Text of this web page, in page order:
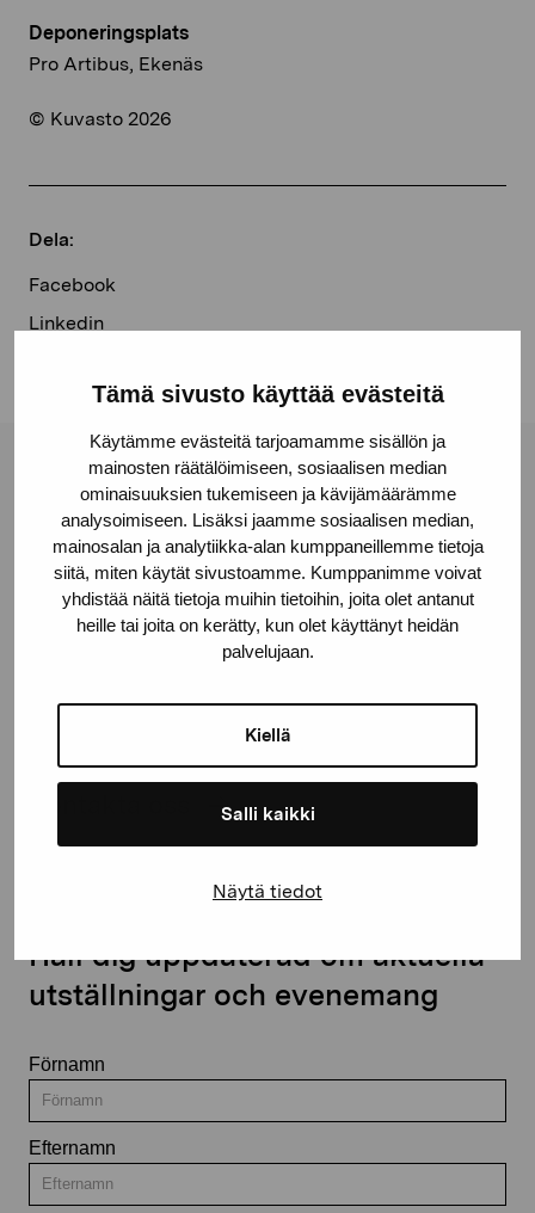
Tämä sivusto käyttää evästeitä
Käytämme evästeitä tarjoamamme sisällön ja
mainosten räätälöimiseen, sosiaalisen median
ominaisuuksien tukemiseen ja kävijämäärämme
analysoimiseen. Lisäksi jaamme sosiaalisen median,
mainosalan ja analytiikka-alan kumppaneillemme tietoja
siitä, miten käytät sivustoamme. Kumppanimme voivat
yhdistää näitä tietoja muihin tietoihin, joita olet antanut
heille tai joita on kerätty, kun olet käyttänyt heidän
palvelujaan.
Kiellä
Salli kaikki
Näytä tiedot
Deponeringsplats
Pro Artibus, Ekenäs
© Kuvasto 2026
Dela:
Facebook
Linkedin
Stiftelsen Pro Artibus
Gustav Wasas gata 11
10600 Ekenäs
proartibus@proartibus.fi
Håll dig uppdaterad om aktuella
utställningar och evenemang
Förnamn
Efternamn